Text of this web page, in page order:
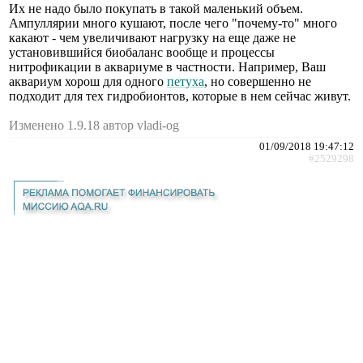
Их не надо было покупать в такой маленький объем.
Ампуллярии много кушают, после чего "почему-то" много
какают - чем увеличивают нагрузку на еще даже не
установившийся биобаланс вообще и процессы
нитрофикации в аквариуме в частности. Например, Ваш
аквариум хорош для одного петуха, но совершенно не
подходит для тех гидробионтов, которые в нем сейчас живут.
Изменено 1.9.18 автор vladi-og
01/09/2018 19:47:12
#2529298